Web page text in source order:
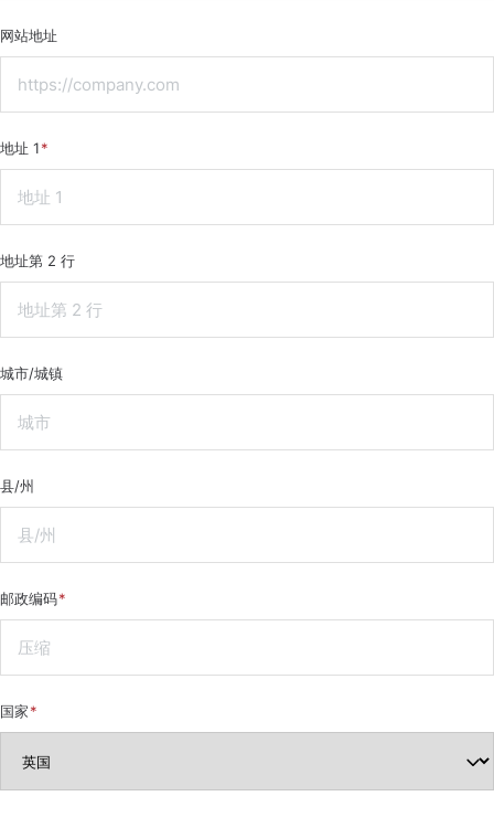
网站地址
地址 1
地址第 2 行
城市/城镇
县/州
邮政编码
国家